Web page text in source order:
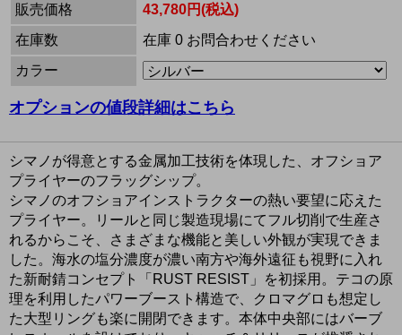
販売価格
43,780円(税込)
在庫数
在庫 0 お問合わせください
カラー
オプションの値段詳細はこちら
シマノが得意とする金属加工技術を体現した、オフショア
プライヤーのフラッグシップ。
シマノのオフショアインストラクターの熱い要望に応えた
プライヤー。リールと同じ製造現場にてフル切削で生産さ
れるからこそ、さまざまな機能と美しい外観が実現できま
した。海水の塩分濃度が濃い南方や海外遠征も視野に入れ
た新耐錆コンセプト「RUST RESIST」を初採用。テコの原
理を利用したパワーブースト構造で、クロマグロも想定し
た大型リングも楽に開閉できます。本体中央部にはバーブ